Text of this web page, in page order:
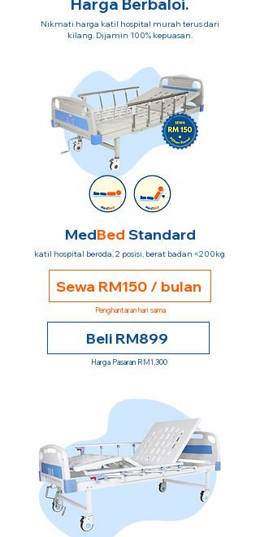
Harga Berbaloi.
Nikmati harga katil hospital murah terus dari
kilang. Dijamin 100% kepuasan.
MedBed Standard
katil hospital beroda, 2 posisi, berat badan <200kg
Sewa RM150 / bulan
Penghantaran hari sama
Beli RM899
Harga Pasaran RM1,300